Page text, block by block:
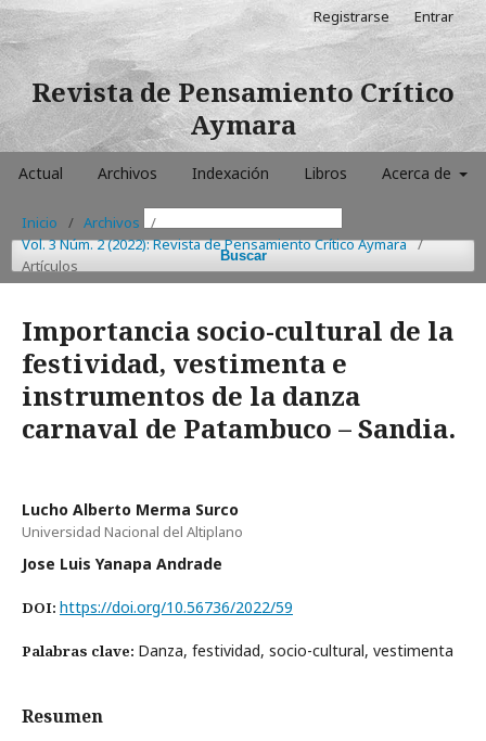
Revista de Pensamiento Crítico
Aymara
Actual Archivos Indexación Libros Acerca de
Buscar
Registrarse Entrar
Inicio / Archivos
/
Vol. 3 Núm. 2 (2022): Revista de Pensamiento Crítico Aymara /
Artículos
Importancia socio-cultural de la
festividad, vestimenta e
instrumentos de la danza
carnaval de Patambuco – Sandia.
Lucho Alberto Merma Surco
Universidad Nacional del Altiplano
Jose Luis Yanapa Andrade
DOI: https://doi.org/10.56736/2022/59
Palabras clave: Danza, festividad, socio-cultural, vestimenta
Resumen